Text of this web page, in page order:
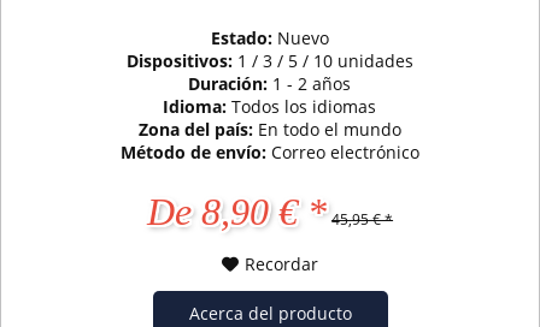
Estado: Nuevo
Dispositivos: 1 / 3 / 5 / 10 unidades
Duración: 1 - 2 años
Idioma:Todos los idiomas
Zona del país: En todo el mundo
Método de envío: Correo electrónico
De 8,90 € * 45,95 € *
Recordar
Acerca del producto